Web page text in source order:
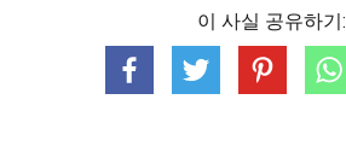
이 사실 공유하기: